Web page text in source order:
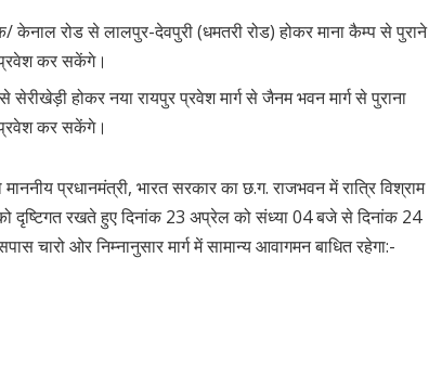
केनाल रोड से लालपुर-देवपुरी (धमतरी रोड) होकर माना कैम्प से पुराने
प्रवेश कर सकेंगे।
सेरीखेड़ी होकर नया रायपुर प्रवेश मार्ग से जैनम भवन मार्ग से पुराना
प्रवेश कर सकेंगे।
प्रधानमंत्री, भारत सरकार का छ.ग. राजभवन में रात्रि विश्राम
को दृष्टिगत रखते हुए दिनांक 23 अप्रेल को संध्या 04 बजे से दिनांक 24
ओर निम्नानुसार मार्ग में सामान्य आवागमन बाधित रहेगा:-